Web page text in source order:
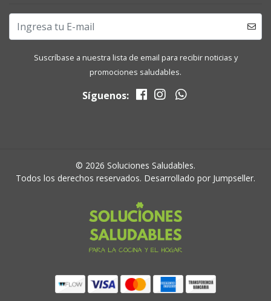
Suscríbase a nuestra lista de email para recibir noticias y
promociones saludables.
Síguenos:
© 2026 Soluciones Saludables.
Todos los derechos reservados. Desarrollado por Jumpseller.